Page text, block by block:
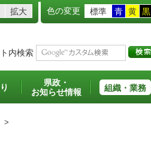
拡大 色の変更 標準 青 黄 黒
内検索
県政・
お知らせ情報
組織・業務